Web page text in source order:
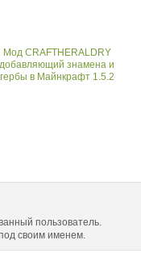
Мод CRAFTHERALDRY
добавляющий знамена и
гербы в Майнкрафт 1.5.2
пользователь.
своим именем.